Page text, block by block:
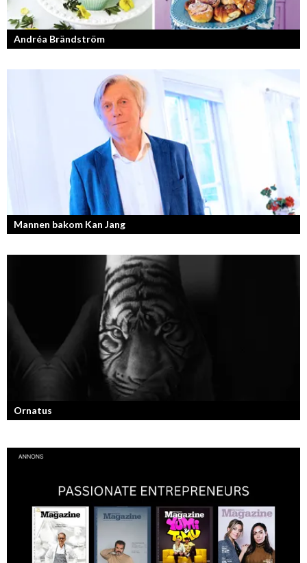
Andréa Brändström
Vinnare av Hela Sverige Bakar 2017.
Mannen bakom Kan Jang
Georg Wikman är grundaren bakom hälsopreparaten Arctic Root, Kan
Jang, Chisan och nya Adapt-serien.
Ornatus
En av svergies mest talangfyllda tatuerare. Läs om hans historia och